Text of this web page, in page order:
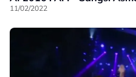
11/02/2022